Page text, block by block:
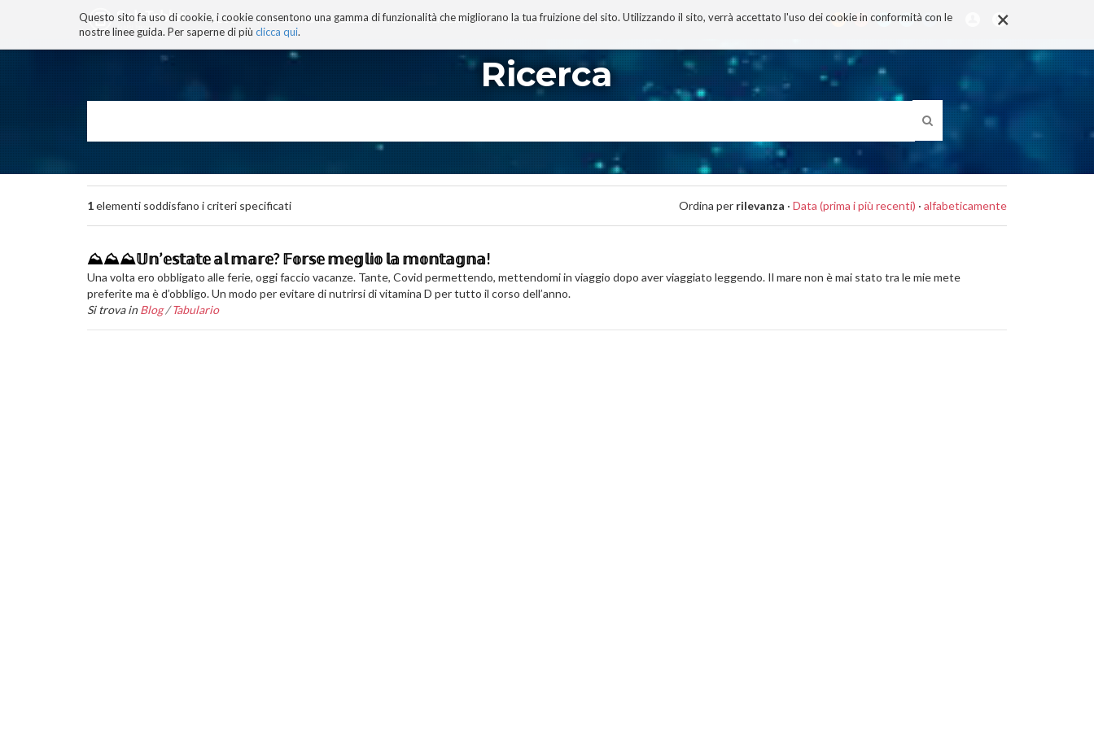
×
Questo sito fa uso di cookie, i cookie consentono una gamma di funzionalità che migliorano la tua fruizione del sito. Utilizzando il sito, verrà accettato l'uso dei cookie in conformità con le
nostre linee guida. Per saperne di più clicca qui.
BLOG TECNOCONSAPEVOLEZZA TECNOBIBLIOGRAFIA I MIEI LIBRI PROGETTO
navigazione
Ricerca
1elementi soddisfano i criteri specificati Ordina per rilevanza · Data (prima i più recenti) · alfabeticamente
⛰️⛰️⛰️𝕌𝕟’𝕖𝕤𝕥𝕒𝕥𝕖 𝕒𝕝 𝕞𝕒𝕣𝕖? 𝔽𝕠𝕣𝕤𝕖 𝕞𝕖𝕘𝕝𝕚𝕠 𝕝𝕒 𝕞𝕠𝕟𝕥𝕒𝕘𝕟𝕒!
Una volta ero obbligato alle ferie, oggi faccio vacanze. Tante, Covid permettendo, mettendomi in viaggio dopo aver viaggiato leggendo. Il mare non è mai stato tra le mie mete
preferite ma è d’obbligo. Un modo per evitare di nutrirsi di vitamina D per tutto il corso dell’anno.
Si trova in Blog /Tabulario